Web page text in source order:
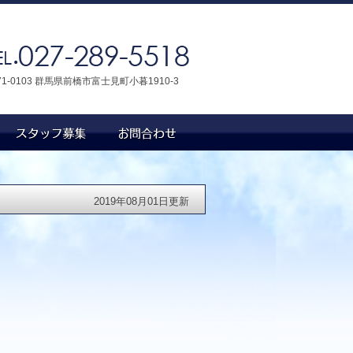
0103 群馬県前橋市富士見町小暮1910-3
2019年08月01日更新